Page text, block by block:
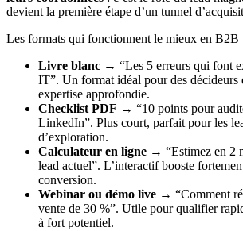
devient la première étape d’un tunnel
Les formats qui fonctionnent le mieux en B2B
Livre blanc → “Les 5 erreurs qui font
IT”. Un format idéal pour des décideurs
expertise approfondie.
Checklist PDF → “10 points pour
LinkedIn”. Plus court, parfait pour les
d’exploration.
Calculateur en ligne → “Estimez en 2
lead actuel”. L’interactif booste
conversion.
Webinar ou démo live → “Comment
vente de 30 %”. Utile pour qualifier
à fort potentiel.